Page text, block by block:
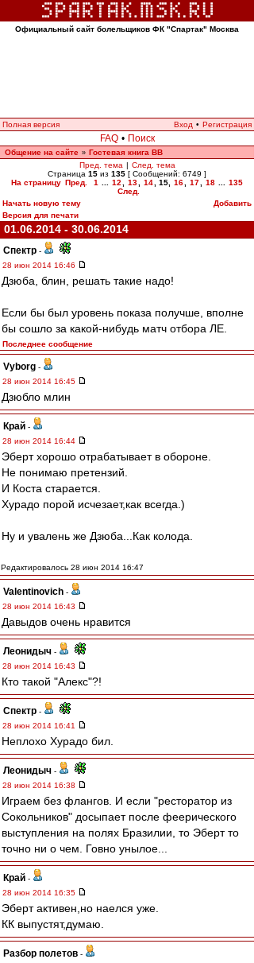
Официальный сайт болельщиков ФК "Спартак" Москва
Полная версия Вход • Регистрация
FAQ • Поиск
Общение на сайте » Гостевая книга ВВ
Пред. тема | След. тема
Страница 15 из 135 [ Сообщений: 6749 ]
На страницу Пред. 1 12 13 14 15 16 17 18
135
След.
Начать новую тему
Добавить
Версия для печати
01.06.2014 - 30.06.2014
Спектр -
28 июн 2014 16:46
Дзюба, блин, решать такие надо!
Если бы был уровень показа получше, вполне
бы сошло за какой-нибудь матч отбора ЛЕ.
Последнее сообщение
Vyborg -
28 июн 2014 16:45
Дзюбло млин
Край -
28 июн 2014 16:44
Эберт хорошо отрабатывает в обороне.
Не понимаю претензий.
И Коста старается.
Хурадо порой исчезает,как всегда.)
Ну и увалень же Дзюба...Как колода.
Редактировалось 28 июн 2014 16:47
Valentinovich -
28 июн 2014 16:43
Давыдов очень нравится
Леонидыч -
28 июн 2014 16:43
Кто такой "Алекс"?!
Спектр -
28 июн 2014 16:41
Неплохо Хурадо бил.
Леонидыч -
28 июн 2014 16:38
Играем без флангов. И если "ресторатор из
Сокольников" досыпает после феерического
выступления на полях Бразилии, то Эберт то
точно ни о чем. Говно унылое...
Край -
28 июн 2014 16:35
Эберт активен,но наелся уже.
КК выпустят,думаю.
Разбор полетов -